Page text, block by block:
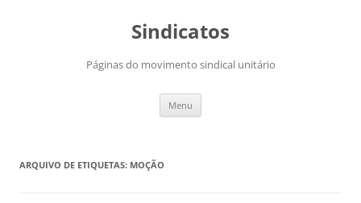
Sindicatos
Páginas do movimento sindical unitário
Menu
ARQUIVO DE ETIQUETAS: MOÇÃO